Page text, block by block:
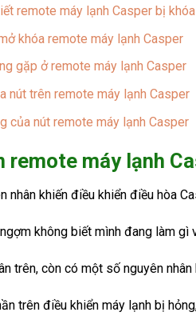
remote máy lạnh Casper bị khóa
khóa remote máy lạnh Casper
gặp ở remote máy lạnh Casper
nút trên remote máy lạnh Casper
của nút remote máy lạnh Casper
remote máy lạnh
nhân khiến điều khiển điều hòa
không biết mình đang làm
trên, còn có một số nguyên
trên điều khiển máy lạnh bị